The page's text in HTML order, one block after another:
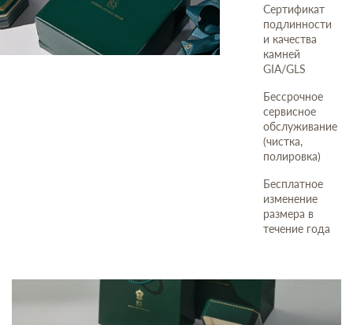
Сертификат
подлинности
и качества
камней
GIA/GLS
Бессрочное
сервисное
обслуживание
(чистка,
полировка)
Бесплатное
изменение
размера в
течение года